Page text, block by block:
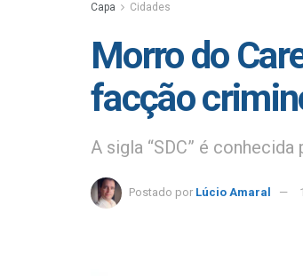
Capa Cidades
Morro do
facção
A sigla “SDC” é
Postado por Lúcio Amaral